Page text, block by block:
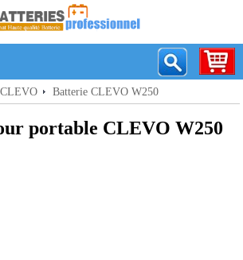
Batterie CLEVO W250
portable CLEVO W250